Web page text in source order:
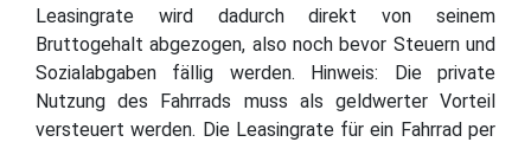
Leasingrate wird dadurch direkt von seinem
Bruttogehalt abgezogen, also noch bevor Steuern und
Sozialabgaben fällig werden. Hinweis: Die private
Nutzung des Fahrrads muss als geldwerter Vorteil
versteuert werden. Die Leasingrate für ein Fahrrad per